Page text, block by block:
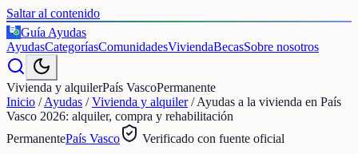
Saltar al contenido
€
Guía Ayudas
AyudasCategoríasComunidadesViviendaBecasSobre nosotros
Vivienda y alquilerPaís VascoPermanente
Inicio /Ayudas /Vivienda y alquiler/Ayudas a la vivienda en País
Vasco 2026: alquiler, compra y rehabilitación
PermanentePaís Vasco Verificado con fuente oficial